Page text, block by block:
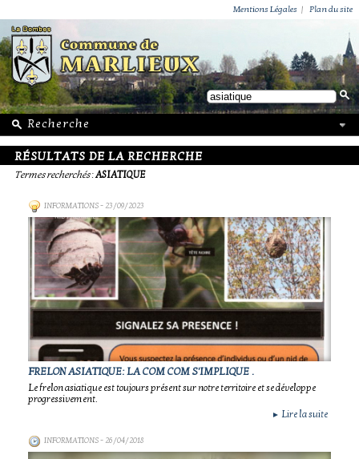
Mentions Légales | Plan du site
RÉSULTATS DE LA RECHERCHE
Termes recherchés:ASIATIQUE
INFORMATIONS- 23/09/2023
FRELON ASIATIQUE: LA COM COM S'IMPLIQUE .
Le frelon asiatique est toujours présent sur notre territoire et se développe
progressivement.
► Lire la suite
INFORMATIONS- 26/04/2018